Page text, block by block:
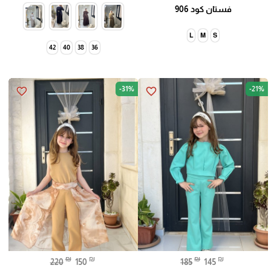
فستان كود 906
S
M
L
36
38
40
42
favorite_border -21%
185 ₪ 145 ₪
favorite_border -31%
220 ₪ 150 ₪